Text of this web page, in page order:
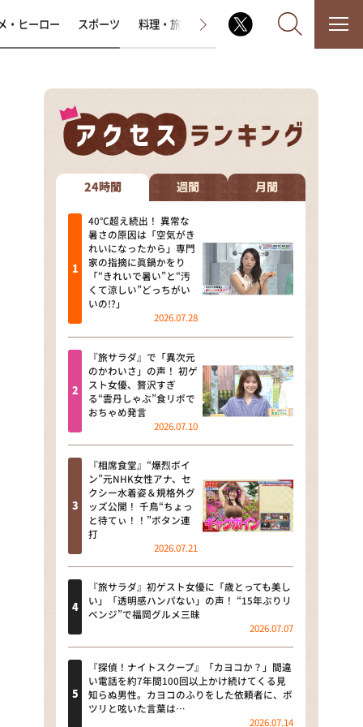
なるみ・岡村の過ぎるTV
相席食堂
これ余談なんですけど・・・
～人生密着トークバラエティ！
～ やすとものいたって真剣です
探偵！ナイトスクープ
news おかえり
河合＆A.B.C-Z塚田×福井アナ
「なんでやねん！？」（news お
かえり）
DAIGOも台所 ～きょうの献立 何
にする？～
本日はダイアンなり！シーズン２
朝だ！生です旅サラダ
教えて！ニュースライブ 正義の
ミカタ
ＬＩＦＥ～夢のカタチ～
新婚さんいらっしゃい！
ポツンと一軒家
ザキ山小屋本館
・ヒーロー スポーツ 料理・旅 ラジオ番組 その他
24時間 週間 月間
40℃超え続出！ 異常な
暑さの原因は「空気がき
れいになったから」専門
家の指摘に眞鍋かをり
「“きれいで暑い”と“汚
くて涼しい”どっちがい
いの!?」
2026.07.28
『旅サラダ』で「異次元
のかわいさ」の声！ 初ゲ
スト女優、贅沢すぎ
る“雲丹しゃぶ”食リポで
おちゃめ発言
2026.07.10
『相席食堂』“爆烈ボイ
ン”元NHK女性アナ、セ
クシー水着姿＆規格外グ
ッズ公開！ 千鳥“ちょっ
と待てぃ！！”ボタン連
打
2026.07.21
『旅サラダ』初ゲスト女優に「歳とっても美し
い」「透明感ハンパない」の声！ “15年ぶりリ
ベンジ”で福岡グルメ三昧
2026.07.07
『探偵！ナイトスクープ』「カヨコか？」間違
い電話を約7年間100回以上かけ続けてくる見
知らぬ男性。カヨコのふりをした依頼者に、ポ
ツリと呟いた言葉は…
2026.07.14